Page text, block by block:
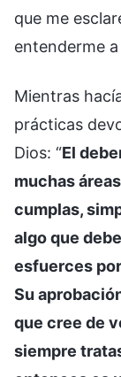
que me
entenderme
Mientras
prácticas
Dios: “El
muchas
cumplas,
algo que
esfuerces
Su
que cree de
siempre